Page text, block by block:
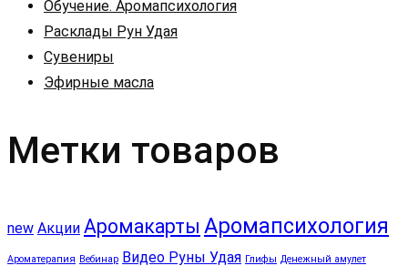
Обучение. Аромапсихология
Расклады Рун Удая
Сувениры
Эфирные масла
Метки товаров
new Акции Аромакарты Аромапсихология
Ароматерапия Вебинар Видео Руны Удая Глифы Денежный амулет